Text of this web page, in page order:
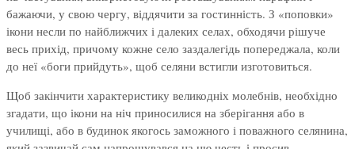
бажаючи, у свою чергу, віддячити за гостинність. З «поповки»
ікони несли по найближчих і далеких селах, обходячи рішуче
весь прихід, причому кожне село заздалегідь попереджала, коли
до неї «боги прийдуть», щоб селяни встигли изготовиться.
Щоб закінчити характеристику великодніх молебнів, необхідно
згадати, що ікони на ніч приносилися на зберігання або в
училищі, або в будинок якогось заможного і поважного селянина,